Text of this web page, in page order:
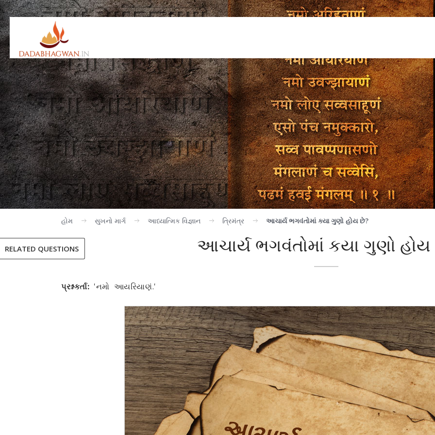
RELATED QUESTIONS
હોમ સુખનો માર્ગ આધ્યાત્મિક વિજ્ઞાન ત્રિમંત્ર આચાર્ય ભગવંતોમાં ક્યા ગુણો હોય છે?
આચાર્ય ભગવંતોમાં કયા ગુણો હોય
પ્રશ્નકર્તા: 'નમો આયરિયાણં.'